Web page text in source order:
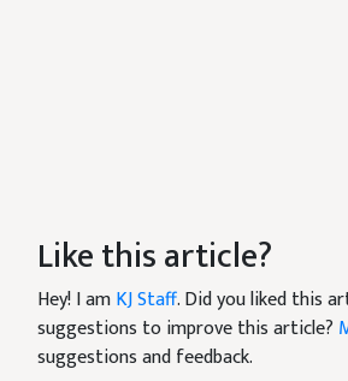
Like this article?
Hey! I amKJ Staff. Did you liked this
suggestions to improve this article?
suggestions and feedback.